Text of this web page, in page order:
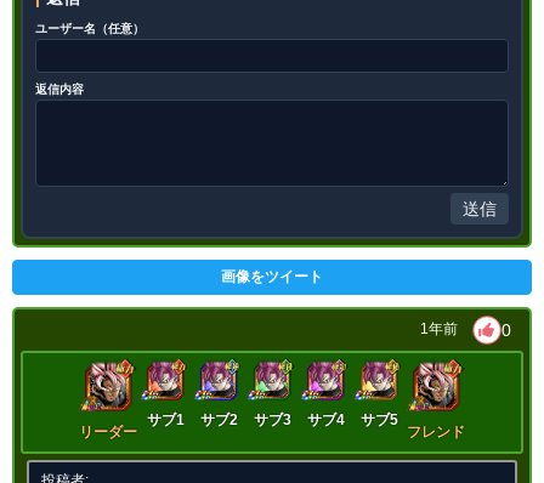
分身技ロゼ
継承する者
分身技ロゼ
8.5 /10点
【発動リンク効果】 ※発動条件あり
・気力+6
ATK+45%
・DEF+25%
絶望の未来
恐怖と絶望
悪夢
超サイヤ人
BOSSキャラ
分身
ユーザー名（任意）
返信内容
送信
画像をツイート
1年前 0
リーダー
サブ1 サブ2 サブ3 サブ4 サブ5
フレンド